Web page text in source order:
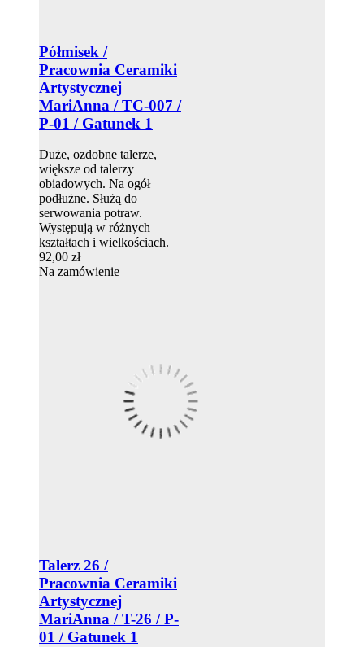
Półmisek /
Pracownia Ceramiki
Artystycznej
MariAnna / TC-007 /
P-01 / Gatunek 1
Duże, ozdobne talerze,
większe od talerzy
obiadowych. Na ogół
podłużne. Służą do
serwowania potraw.
Występują w różnych
kształtach i wielkościach.
92,00 zł
Na zamówienie
Talerz 26 /
Pracownia Ceramiki
Artystycznej
MariAnna / T-26 / P-
01 / Gatunek 1